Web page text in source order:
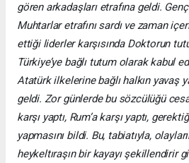
gören arkadaşları etrafına geldi.
Muhtarlar etrafını sardı ve zaman
ettiği liderler karşısında Doktorun
Türkiye’ye bağlı tutum olarak kabul
Atatürk ilkelerine bağlı halkın yavaş
geldi. Zor günlerde bu sözcülüğü
karşı yaptı, Rum’a karşı yaptı,
yapmasını bildi. Bu, tabiatıyla,
heykeltıraşın bir kayayı şekillendirir